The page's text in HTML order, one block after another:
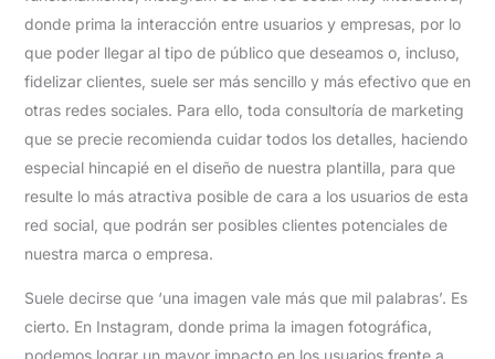
donde prima la interacción entre usuarios y empresas, por lo
que poder llegar al tipo de público que deseamos o, incluso,
fidelizar clientes, suele ser más sencillo y más efectivo que en
otras redes sociales. Para ello, toda consultoría de marketing
que se precie recomienda cuidar todos los detalles, haciendo
especial hincapié en el diseño de nuestra plantilla, para que
resulte lo más atractiva posible de cara a los usuarios de esta
red social, que podrán ser posibles clientes potenciales de
nuestra marca o empresa.
Suele decirse que ‘una imagen vale más que mil palabras’. Es
cierto. En Instagram, donde prima la imagen fotográfica,